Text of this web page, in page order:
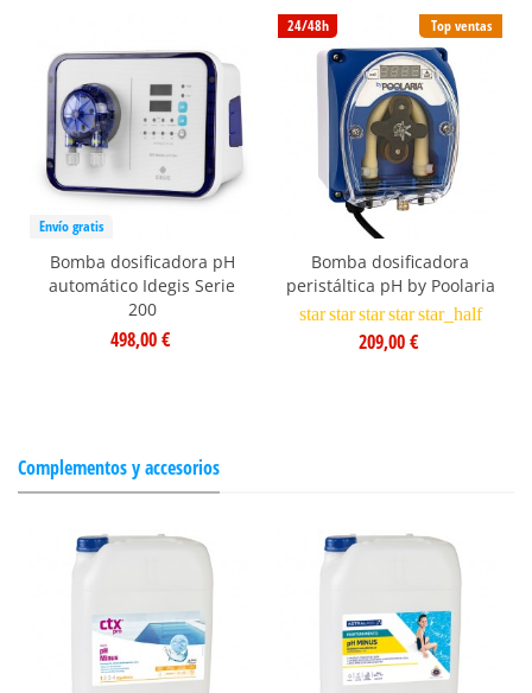
Envío gratis
Bomba dosificadora pH
automático Idegis Serie
200
498,00 €
Top ventas
24/48h
Bomba dosificadora
peristáltica pH by Poolaria
star star star star star_half
209,00 €
Complementos y accesorios